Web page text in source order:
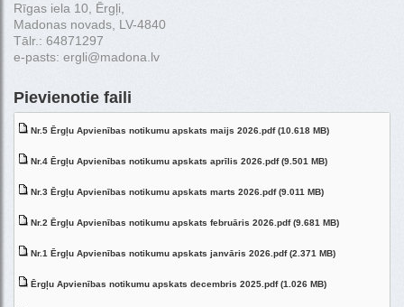
Rīgas iela 10, Ērgļi,
Madonas novads, LV-4840
Tālr.: 64871297
e-pasts: ergli@madona.lv
Pievienotie faili
Nr.5 Ērgļu Apvienības notikumu apskats maijs 2026.pdf (10.618 MB)
Nr.4 Ērgļu Apvienības notikumu apskats aprīlis 2026.pdf (9.501 MB)
Nr.3 Ērgļu Apvienības notikumu apskats marts 2026.pdf (9.011 MB)
Nr.2 Ērgļu Apvienības notikumu apskats februāris 2026.pdf (9.681 MB)
Nr.1 Ērgļu Apvienības notikumu apskats janvāris 2026.pdf (2.371 MB)
Ērgļu Apvienības notikumu apskats decembris 2025.pdf (1.026 MB)